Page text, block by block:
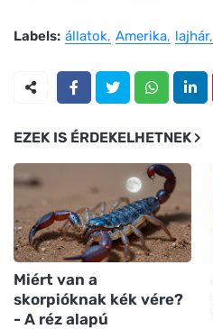
Labels: állatok Amerika lajhár
EZEK IS ÉRDEKELHETNEK
Miért van a
skorpióknak kék vére?
- A réz alapú